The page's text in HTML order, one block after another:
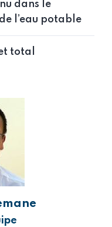
dans le
l’eau potable
total